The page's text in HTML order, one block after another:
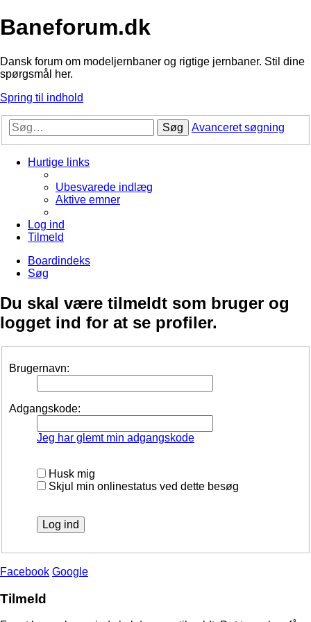
Baneforum.dk
Dansk forum om modeljernbaner og rigtige jernbaner. Stil dine
spørgsmål her.
Spring til indhold
Søg Avanceret søgning
Hurtige links
Ubesvarede indlæg
Aktive emner
Log ind
Tilmeld
Boardindeks
Søg
Du skal være tilmeldt som bruger og
logget ind for at se profiler.
Brugernavn:
Adgangskode:
Jeg har glemt min adgangskode
Husk mig
Skjul min onlinestatus ved dette besøg
Facebook Google
Tilmeld